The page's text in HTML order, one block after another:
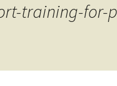
питбультерьер
training-for-